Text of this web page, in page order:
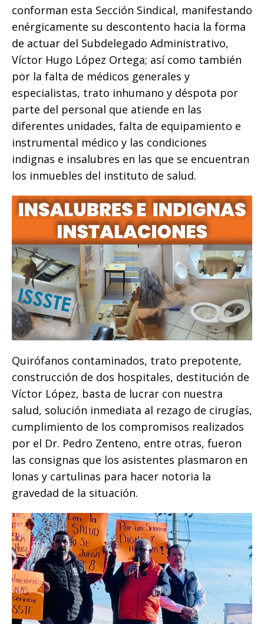
conforman esta Sección Sindical, manifestando
enérgicamente su descontento hacia la forma
de actuar del Subdelegado Administrativo,
Víctor Hugo López Ortega; así como también
por la falta de médicos generales y
especialistas, trato inhumano y déspota por
parte del personal que atiende en las
diferentes unidades, falta de equipamiento e
instrumental médico y las condiciones
indignas e insalubres en las que se encuentran
los inmuebles del instituto de salud.
Quirófanos contaminados, trato prepotente,
construcción de dos hospitales, destitución de
Víctor López, basta de lucrar con nuestra
salud, solución inmediata al rezago de cirugías,
cumplimiento de los compromisos realizados
por el Dr. Pedro Zenteno, entre otras, fueron
las consignas que los asistentes plasmaron en
lonas y cartulinas para hacer notoria la
gravedad de la situación.